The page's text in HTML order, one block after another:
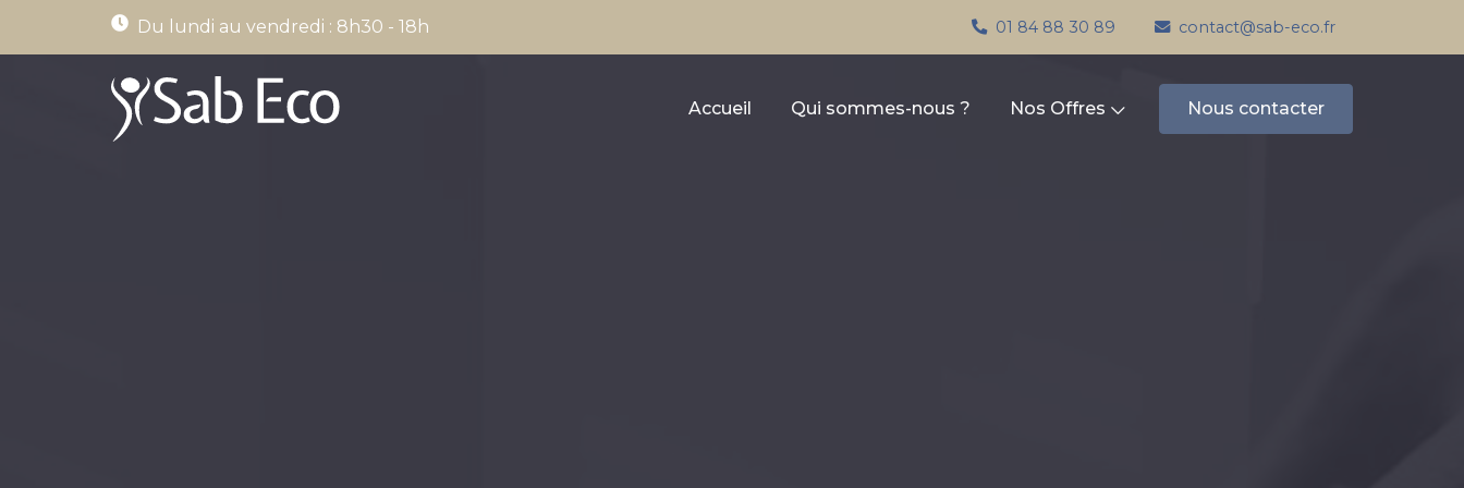
Du lundi au vendredi : 8h30 - 18h 01 84 88 30 89 contact@sab-eco.fr
Accueil Qui sommes-nous ? Nos Offres Nous contacter